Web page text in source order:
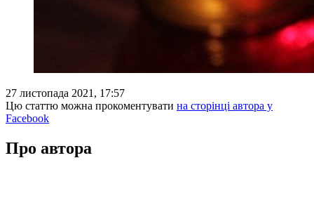
27 листопада 2021, 17:57
Цю статтю можна прокоментувати на сторінці автора у
Facebook
Про автора